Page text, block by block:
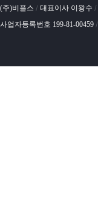
(주)비플스 / 대표이사 이왕수 /
사업자등록번호 199-81-00459 /